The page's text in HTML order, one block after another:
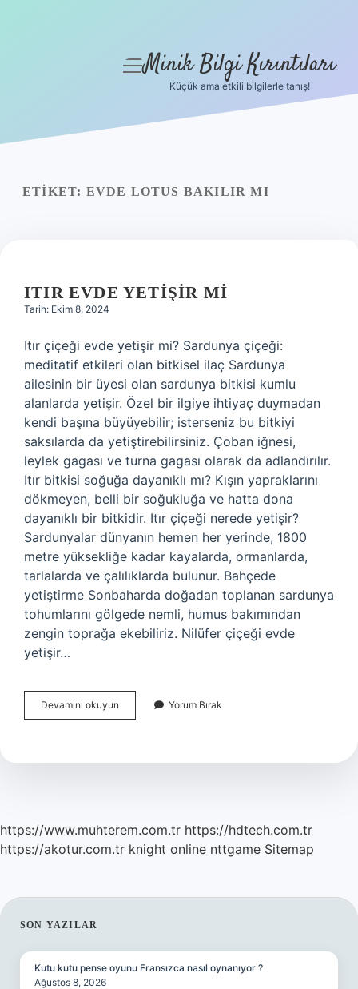
Yasal Uyarı
menüyü
Minik Bilgi Kırıntıları
Küçük ama etkili bilgilerle tanış!
ETIKET: EVDE LOTUS BAKILIR MI
ITIR EVDE YETIŞIR MI
Tarih: Ekim 8, 2024
Itır çiçeği evde yetişir mi? Sardunya çiçeği:
meditatif etkileri olan bitkisel ilaç Sardunya
ailesinin bir üyesi olan sardunya bitkisi kumlu
alanlarda yetişir. Özel bir ilgiye ihtiyaç duymadan
kendi başına büyüyebilir; isterseniz bu bitkiyi
saksılarda da yetiştirebilirsiniz. Çoban iğnesi,
leylek gagası ve turna gagası olarak da adlandırılır.
Itır bitkisi soğuğa dayanıklı mı? Kışın yapraklarını
dökmeyen, belli bir soğukluğa ve hatta dona
dayanıklı bir bitkidir. Itır çiçeği nerede yetişir?
Sardunyalar dünyanın hemen her yerinde, 1800
metre yüksekliğe kadar kayalarda, ormanlarda,
tarlalarda ve çalılıklarda bulunur. Bahçede
yetiştirme Sonbaharda doğadan toplanan sardunya
tohumlarını gölgede nemli, humus bakımından
zengin toprağa ekebiliriz. Nilüfer çiçeği evde
yetişir…
Devamını okuyun
Evde
Yorum Bırak
https://www.muhterem.com.tr https://hdtech.com.tr
https://akotur.com.tr knight online nttgame Sitemap
SIDEBAR
SON YAZILAR
Kutu kutu pense oyunu Fransızca nasıl oynanıyor ?
Ağustos 8, 2026